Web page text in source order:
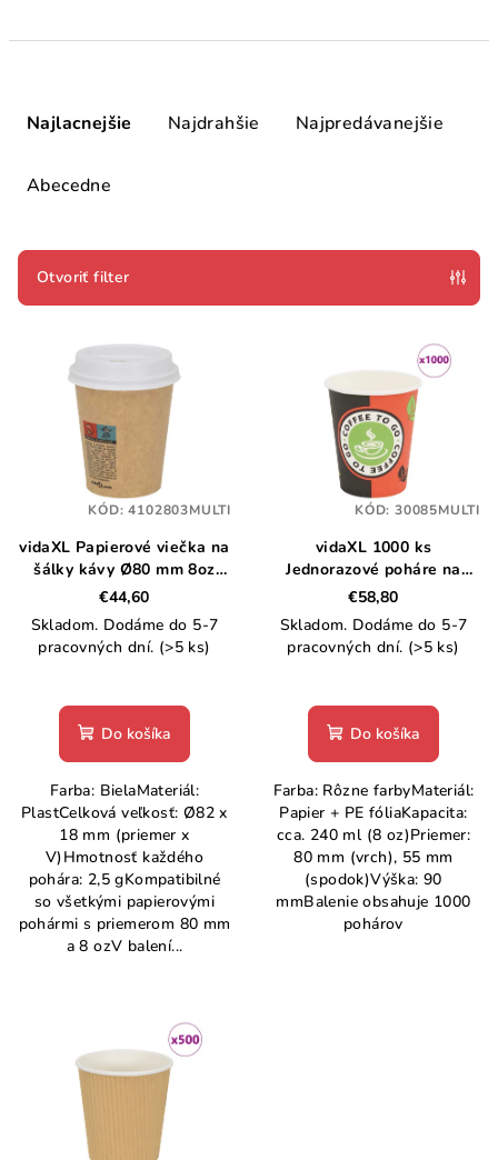
p
v
Najlacnejšie Najdrahšie Najpredávanejšie
Abecedne
Otvoriť filter
o
vidaXL Papierové viečka na
šálky kávy Ø80 mm 8oz
1000 ks biely plast
€44,60
Skladom. Dodáme do 5-7
pracovných dní. (>5 ks)
Do košíka
Farba: BielaMateriál:
PlastCelková veľkosť: Ø82 x
18 mm (priemer x
V)Hmotnosť každého
pohára: 2,5 gKompatibilné
so všetkými papierovými
pohármi s priemerom 80 mm
a 8 ozV balení...
KÓD:4102803MULTI
vidaXL 1000 ks
Jednorazové poháre na
kávu papierové 240 ml (8
oz)
€58,80
Skladom. Dodáme do 5-7
pracovných dní. (>5 ks)
Do košíka
Farba: Rôzne farbyMateriál:
Papier + PE fóliaKapacita:
cca. 240 ml (8 oz)Priemer:
80 mm (vrch), 55 mm
(spodok)Výška: 90
mmBalenie obsahuje 1000
pohárov
KÓD: 30085MULTI